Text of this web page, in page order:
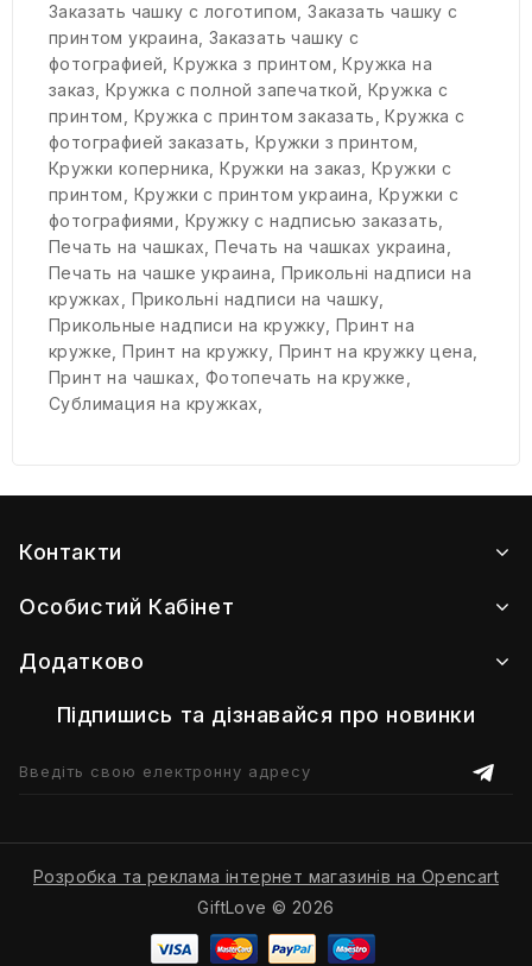
Заказать чашку с логотипом,Заказать чашку с
принтом украина, Заказать чашку с
фотографией,Кружка з принтом,Кружка на
заказ, Кружка с полной запечаткой,Кружка с
принтом, Кружка с принтом заказать,Кружка с
фотографией заказать, Кружки з принтом,
Кружки коперника,Кружки на заказ,Кружки с
принтом, Кружки с принтом украина,Кружки с
фотографиями, Кружку с надписью заказать,
Печать на чашках,Печать на чашках украина,
Печать на чашке украина,Прикольні надписи на
кружках, Прикольні надписи на чашку,
Прикольные надписи на кружку,Принт на
кружке,Принт на кружку,Принт на кружку цена,
Принт на чашках, Фотопечать на кружке,
Сублимация на кружках,
Контакти
Особистий Кабінет
Додатково
Підпишись та дізнавайся про новинки
Розробка та реклама інтернет магазинів на Opencart
GiftLove © 2026